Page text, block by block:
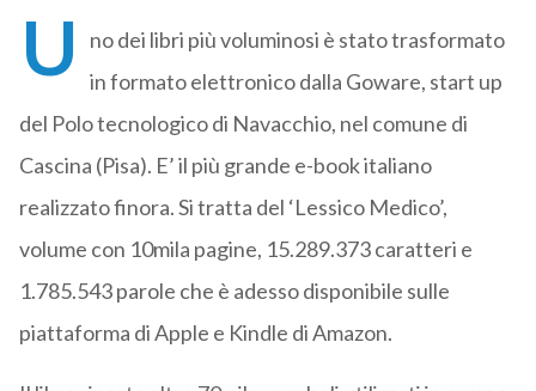
U
no dei libri più voluminosi è stato trasformato
in formato elettronico dalla Goware, start up
del Polo tecnologico di Navacchio, nel comune di
Cascina (Pisa). E’ il più grande e-book italiano
realizzato finora. Si tratta del ‘Lessico Medico’,
volume con 10mila pagine, 15.289.373 caratteri e
1.785.543 parole che è adesso disponibile sulle
piattaforma di Apple e Kindle di Amazon.